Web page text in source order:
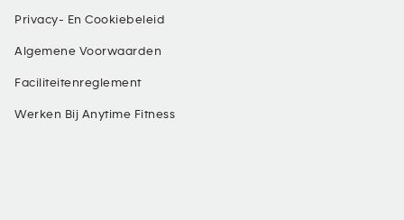
Privacy- En Cookiebeleid
Algemene Voorwaarden
Faciliteitenreglement
Werken Bij Anytime Fitness